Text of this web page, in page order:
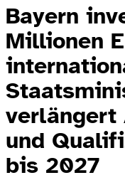
Bayern
Millionen
verlängert
und
bis 2027